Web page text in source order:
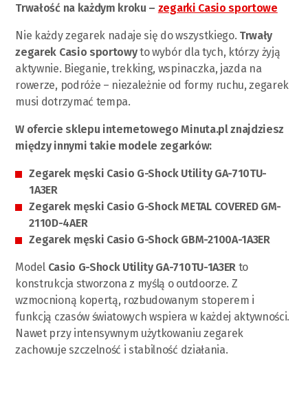
Trwałość na każdym kroku – zegarki Casio sportowe
Nie każdy zegarek nadaje się do wszystkiego. Trwały
zegarek Casio sportowyto wybór dla tych, którzy żyją
aktywnie. Bieganie, trekking, wspinaczka, jazda na
rowerze, podróże – niezależnie od formy ruchu, zegarek
musi dotrzymać tempa.
W ofercie sklepu internetowego Minuta.pl znajdziesz
między innymi takie modele zegarków:
Zegarek męski Casio G-Shock Utility GA-710TU-
1A3ER
Zegarek męski Casio G-Shock METAL COVERED GM-
2110D-4AER
Zegarek męski Casio G-Shock GBM-2100A-1A3ER
Model Casio G-Shock Utility GA-710TU-1A3ER to
konstrukcja stworzona z myślą o outdoorze. Z
wzmocnioną kopertą, rozbudowanym stoperem i
funkcją czasów światowych wspiera w każdej aktywności.
Nawet przy intensywnym użytkowaniu zegarek
zachowuje szczelność i stabilność działania.